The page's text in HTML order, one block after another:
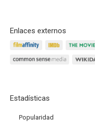
Enlaces externos
Estadísticas
Popularidad